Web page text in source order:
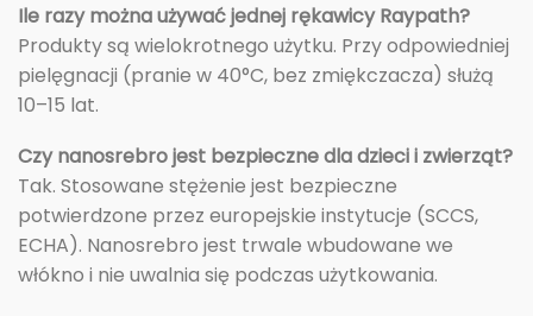
Ile razy można używać jednej rękawicy Raypath?
Produkty są wielokrotnego użytku. Przy odpowiedniej
pielęgnacji (pranie w 40°C, bez zmiękczacza) służą
10–15 lat.
Czy nanosrebro jest bezpieczne dla dzieci i zwierząt?
Tak. Stosowane stężenie jest bezpieczne
potwierdzone przez europejskie instytucje (SCCS,
ECHA). Nanosrebro jest trwale wbudowane we
włókno i nie uwalnia się podczas użytkowania.